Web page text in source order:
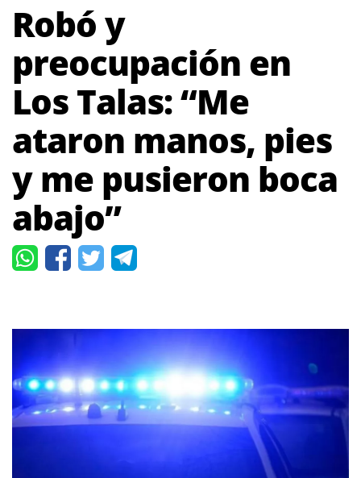
Robó y
preocupación en
Los Talas: “Me
ataron manos, pies
y me pusieron boca
abajo”